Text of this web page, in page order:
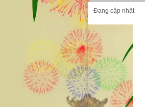
Đang cập nhật